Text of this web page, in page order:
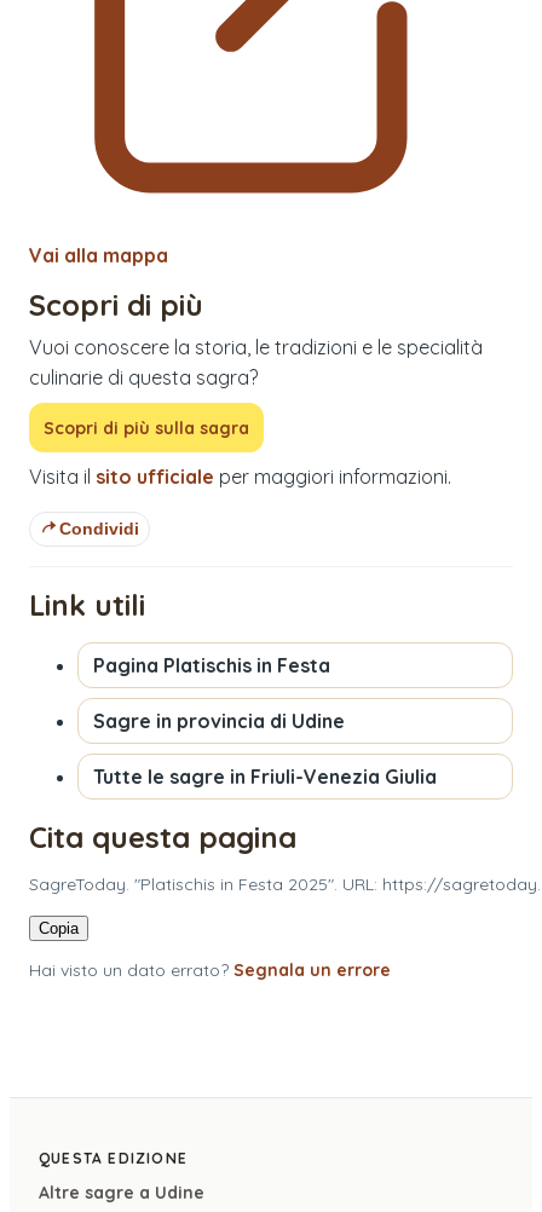
Vai alla mappa
Scopri di più
Vuoi conoscere la storia, le tradizioni e le specialità
culinarie di questa sagra?
Scopri di più sulla sagra
Visita il sito ufficiale per maggiori informazioni.
Condividi
Link utili
Pagina Platischis in Festa
Sagre in provincia di Udine
Tutte le sagre in Friuli-Venezia Giulia
Cita questa pagina
SagreToday. "Platischis in Festa 2025". URL: https://
Copia
Hai visto un dato errato? Segnala un errore
QUESTA EDIZIONE
Altre sagre a Udine